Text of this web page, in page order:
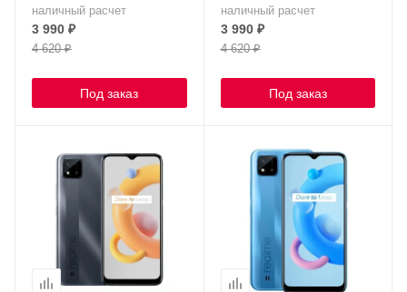
наличный расчет
3 990 ₽
4 620₽
Под заказ
наличный расчет
3 990₽
4 620₽
Под заказ